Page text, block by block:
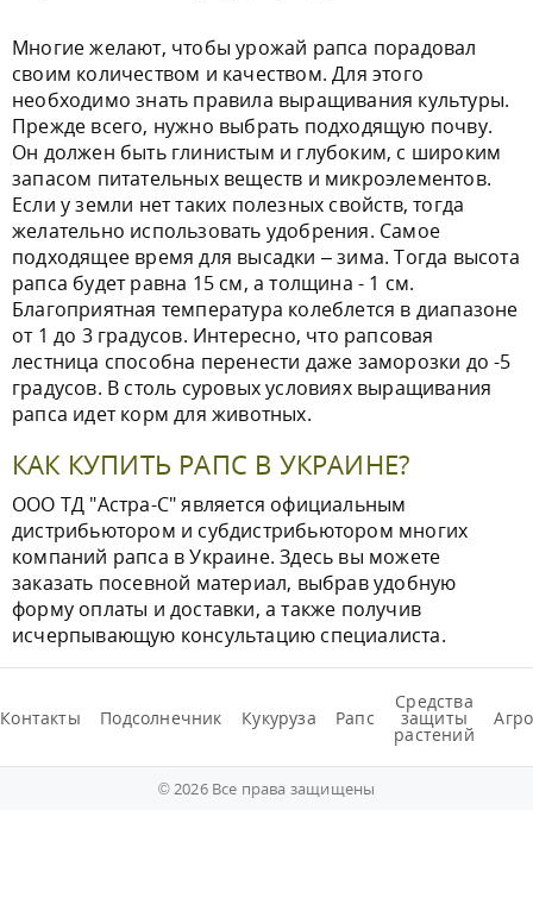
Многие желают, чтобы урожай рапса порадовал
своим количеством и качеством. Для этого
необходимо знать правила выращивания культуры.
Прежде всего, нужно выбрать подходящую почву.
Он должен быть глинистым и глубоким, с широким
запасом питательных веществ и микроэлементов.
Если у земли нет таких полезных свойств, тогда
желательно использовать удобрения. Самое
подходящее время для высадки – зима. Тогда высота
рапса будет равна 15 см, а толщина - 1 см.
Благоприятная температура колеблется в диапазоне
от 1 до 3 градусов. Интересно, что рапсовая
лестница способна перенести даже заморозки до -5
градусов. В столь суровых условиях выращивания
рапса идет корм для животных.
КАК КУПИТЬ РАПС В УКРАИНЕ?
ООО ТД "Астра-С" является официальным
дистрибьютором и субдистрибьютором многих
компаний рапса в Украине. Здесь вы можете
заказать посевной материал, выбрав удобную
форму оплаты и доставки, а также получив
исчерпывающую консультацию специалиста.
Контакты Подсолнечник Кукуруза Рапс
Средства
защиты
растений
© 2026 Все права защищены